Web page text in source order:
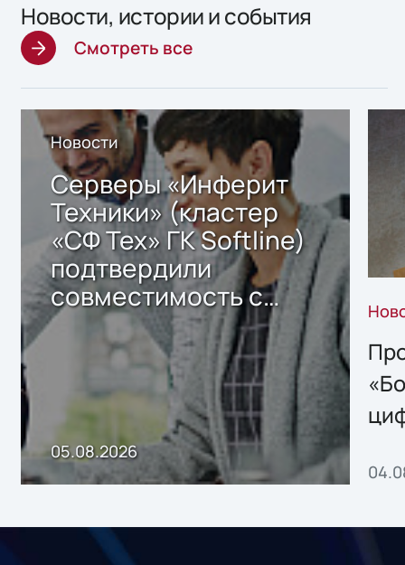
Новости, истории и события
Смотреть все
Новости
Серверы «Инферит
Техники» (кластер
«СФ Тех» ГК Softline)
подтвердили
совместимость с
решением Sharx
Storage 2.x для
хранения данных
05.08.2026